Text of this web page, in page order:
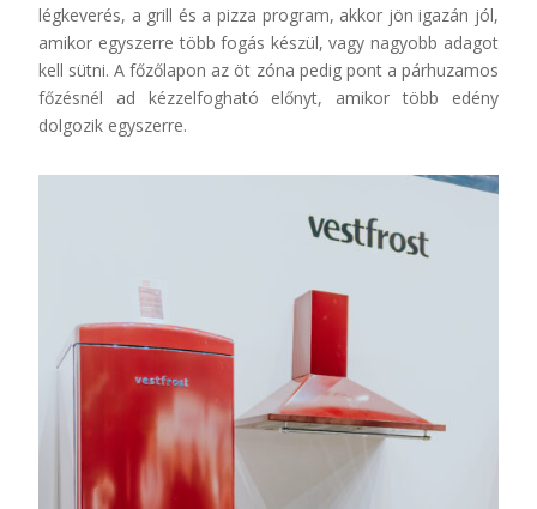
légkeverés, a grill és a pizza program, akkor jön igazán jól,
amikor egyszerre több fogás készül, vagy nagyobb adagot
kell sütni. A főzőlapon az öt zóna pedig pont a párhuzamos
főzésnél ad kézzelfogható előnyt, amikor több edény
dolgozik egyszerre.